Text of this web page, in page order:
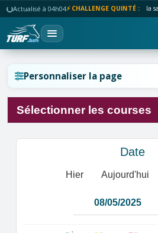
Actualisé à 04h04⚡ CHALLENGE QUINTÉ : la
Personnaliser la page
Sélectionner les courses
Date
Hier Aujourd'hui
Réinitialiser